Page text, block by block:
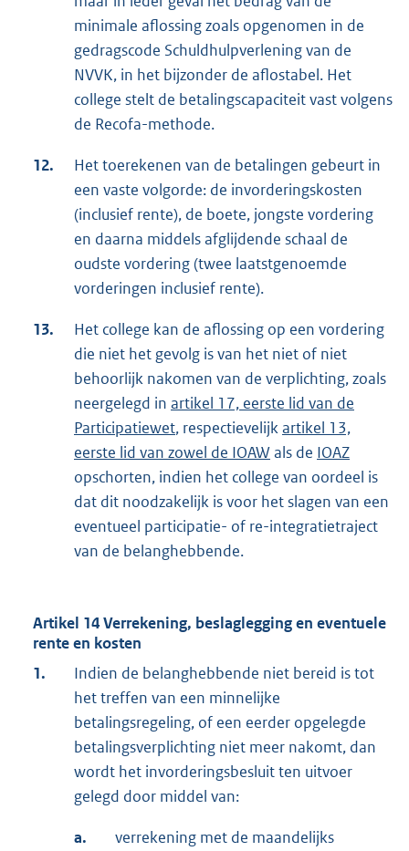
minimale aflossing zoals opgenomen in de
gedragscode Schuldhulpverlening van de
NVVK, in het bijzonder de aflostabel. Het
college stelt de betalingscapaciteit vast volgens
de Recofa-methode.
12.
Het toerekenen van de betalingen gebeurt in
een vaste volgorde: de invorderingskosten
(inclusief rente), de boete, jongste vordering
en daarna middels afglijdende schaal de
oudste vordering (twee laatstgenoemde
vorderingen inclusief rente).
13.
Het college kan de aflossing op een vordering
die niet het gevolg is van het niet of niet
behoorlijk nakomen van de verplichting, zoals
neergelegd in artikel 17, eerste lid van de
Participatiewet, respectievelijkartikel 13,
eerste lid van zowel de IOAWals de IOAZ
opschorten, indien het college van oordeel is
dat dit noodzakelijk is voor het slagen van een
eventueel participatie- of re-integratietraject
van de belanghebbende.
Artikel 14 Verrekening, beslaglegging en eventuele
rente en kosten
1.
Indien de belanghebbende niet bereid is tot
het treffen van een minnelijke
betalingsregeling, of een eerder opgelegde
betalingsverplichting niet meer nakomt, dan
wordt het invorderingsbesluit ten uitvoer
gelegd door middel van:
a.
verrekening met de maandelijks